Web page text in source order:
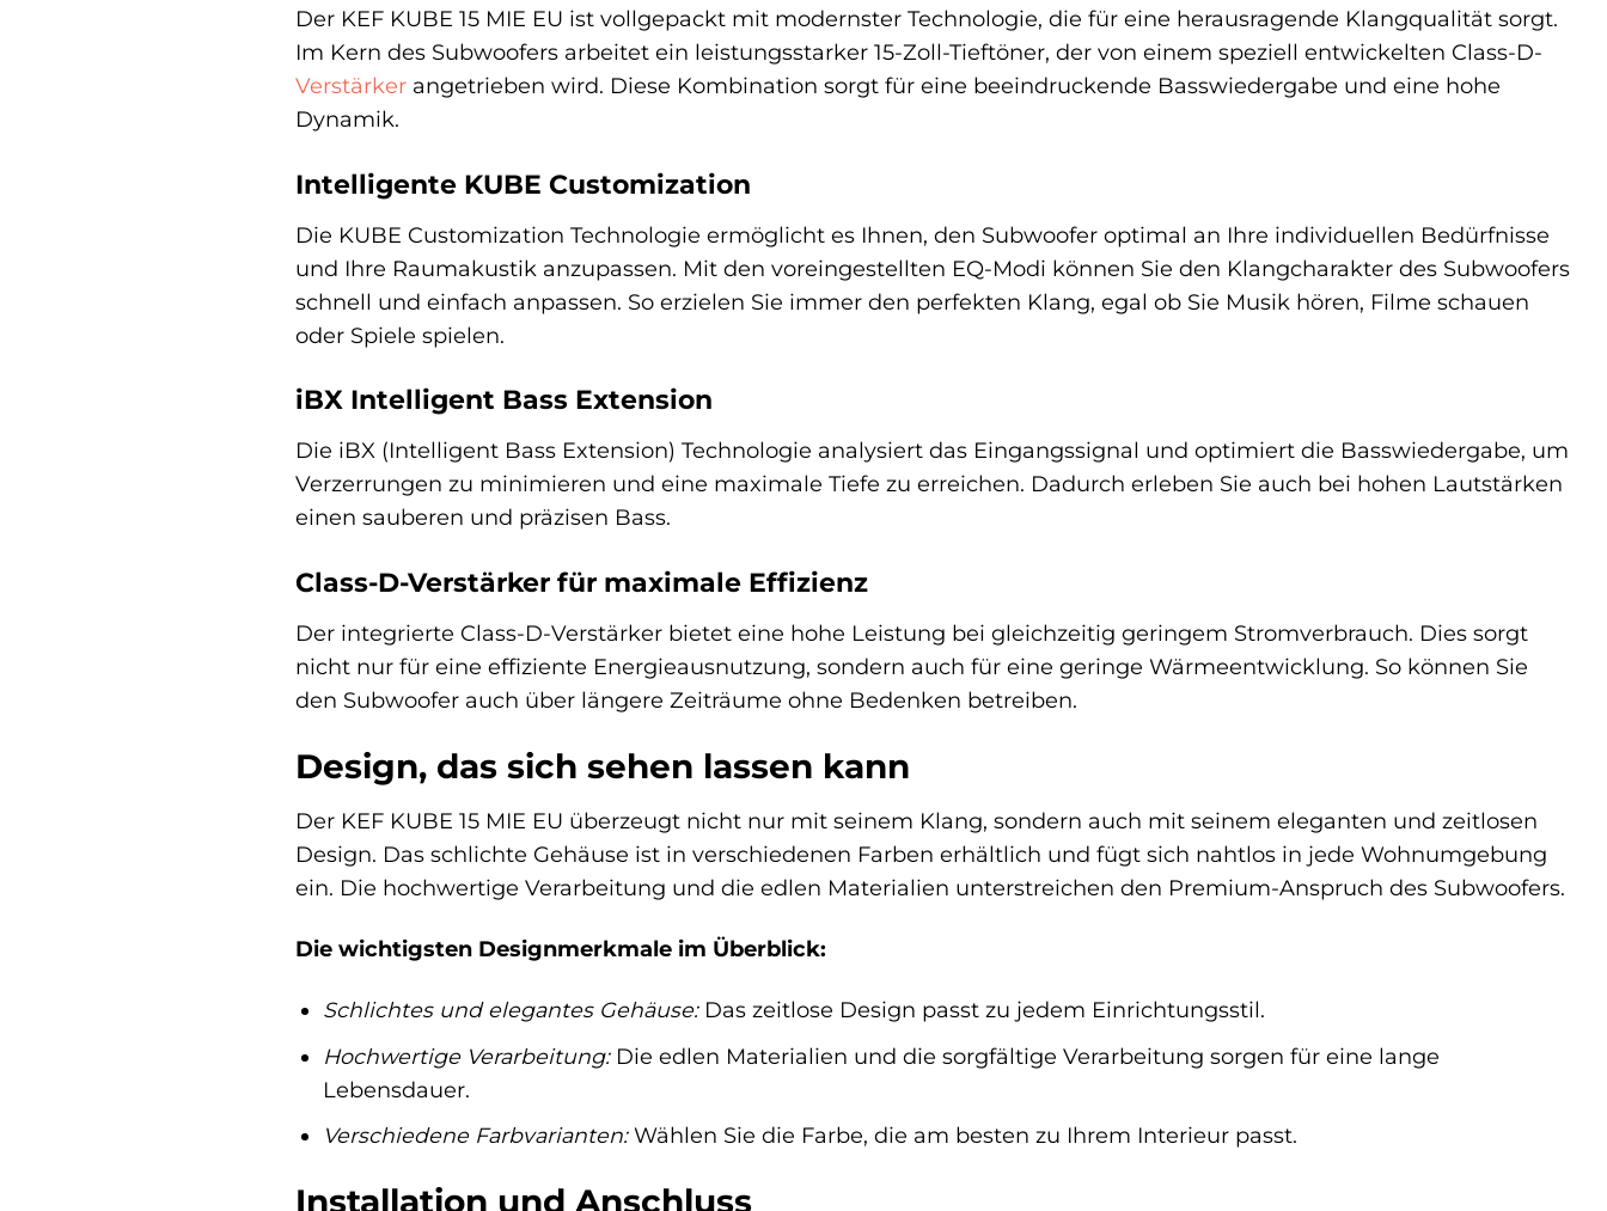
Der KEF KUBE 15 MIE EU ist vollgepackt mit modernster Technologie, die für eine herausragende Klangqualität sorgt.
Im Kern des Subwoofers arbeitet ein leistungsstarker 15-Zoll-Tieftöner, der von einem speziell entwickelten Class-D-
Verstärker angetrieben wird. Diese Kombination sorgt für eine beeindruckende Basswiedergabe und eine hohe
Dynamik.
Intelligente KUBE Customization
Die KUBE Customization Technologie ermöglicht es Ihnen, den Subwoofer optimal an Ihre individuellen Bedürfnisse
und Ihre Raumakustik anzupassen. Mit den voreingestellten EQ-Modi können Sie den Klangcharakter des Subwoofers
schnell und einfach anpassen. So erzielen Sie immer den perfekten Klang, egal ob Sie Musik hören, Filme schauen
oder Spiele spielen.
iBX Intelligent Bass Extension
Die iBX (Intelligent Bass Extension) Technologie analysiert das Eingangssignal und optimiert die Basswiedergabe, um
Verzerrungen zu minimieren und eine maximale Tiefe zu erreichen. Dadurch erleben Sie auch bei hohen Lautstärken
einen sauberen und präzisen Bass.
Class-D-Verstärker für maximale Effizienz
Der integrierte Class-D-Verstärker bietet eine hohe Leistung bei gleichzeitig geringem Stromverbrauch. Dies sorgt
nicht nur für eine effiziente Energieausnutzung, sondern auch für eine geringe Wärmeentwicklung. So können Sie
den Subwoofer auch über längere Zeiträume ohne Bedenken betreiben.
Design, das sich sehen lassen kann
Der KEF KUBE 15 MIE EU überzeugt nicht nur mit seinem Klang, sondern auch mit seinem eleganten und zeitlosen
Design. Das schlichte Gehäuse ist in verschiedenen Farben erhältlich und fügt sich nahtlos in jede Wohnumgebung
ein. Die hochwertige Verarbeitung und die edlen Materialien unterstreichen den Premium-Anspruch des Subwoofers.
Die wichtigsten Designmerkmale im Überblick:
Schlichtes und elegantes Gehäuse:Das zeitlose Design passt zu jedem Einrichtungsstil.
Hochwertige Verarbeitung:Die edlen Materialien und die sorgfältige Verarbeitung sorgen für eine lange
Lebensdauer.
Verschiedene Farbvarianten:Wählen Sie die Farbe, die am besten zu Ihrem Interieur passt.
Installation und Anschluss